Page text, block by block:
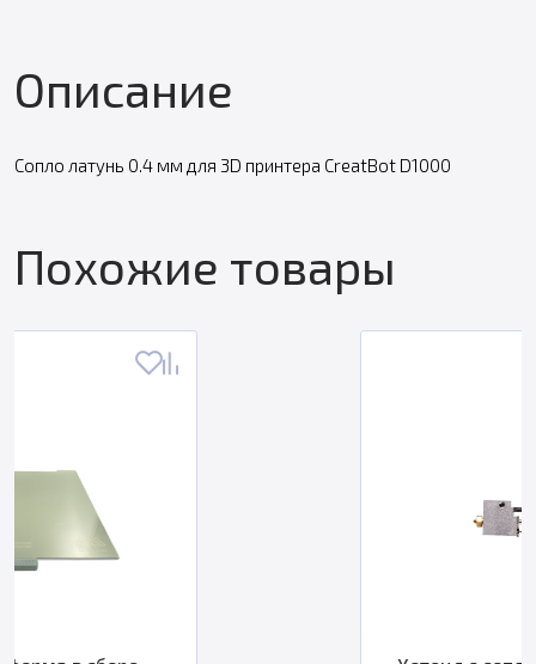
Описание
Сопло латунь 0.4 мм для 3D принтера CreatBot D1000
Похожие товары